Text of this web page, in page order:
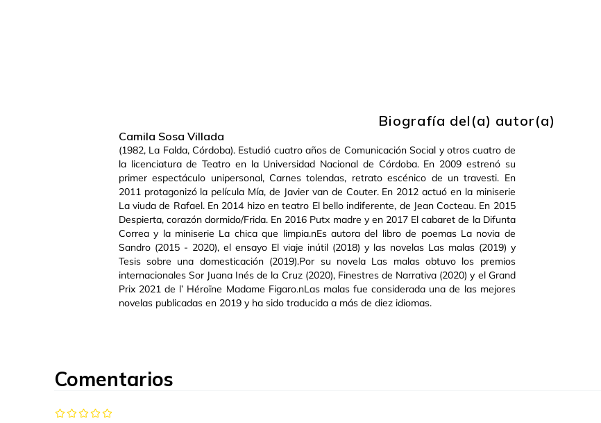
Biografía del(a) autor(a)
Camila Sosa Villada
(1982, La Falda, Córdoba). Estudió cuatro años de Comunicación Social y otros cuatro de
la licenciatura de Teatro en la Universidad Nacional de Córdoba. En 2009 estrenó su
primer espectáculo unipersonal, Carnes tolendas, retrato escénico de un travesti. En
2011 protagonizó la película Mía, de Javier van de Couter. En 2012 actuó en la miniserie
La viuda de Rafael. En 2014 hizo en teatro El bello indiferente, de Jean Cocteau. En 2015
Despierta, corazón dormido/Frida. En 2016 Putx madre y en 2017 El cabaret de la Difunta
Correa y la miniserie La chica que limpia.nEs autora del libro de poemas La novia de
Sandro (2015 - 2020), el ensayo El viaje inútil (2018) y las novelas Las malas (2019) y
Tesis sobre una domesticación (2019).Por su novela Las malas obtuvo los premios
internacionales Sor Juana Inés de la Cruz (2020), Finestres de Narrativa (2020) y el Grand
Prix 2021 de l’ Héroïne Madame Figaro.nLas malas fue considerada una de las mejores
novelas publicadas en 2019 y ha sido traducida a más de diez idiomas.
Comentarios